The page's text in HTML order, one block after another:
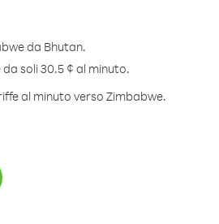
da Bhutan.
soli 30.5 ¢ al minuto.
al minuto verso Zimbabwe.